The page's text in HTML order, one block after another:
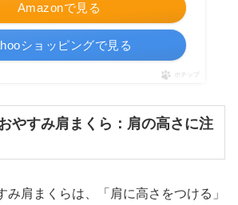
Amazonで見る
ショッピングで見る
ポチップ
やすみ肩まくら：肩の高さに注
み肩まくらは、「肩に高さをつける」